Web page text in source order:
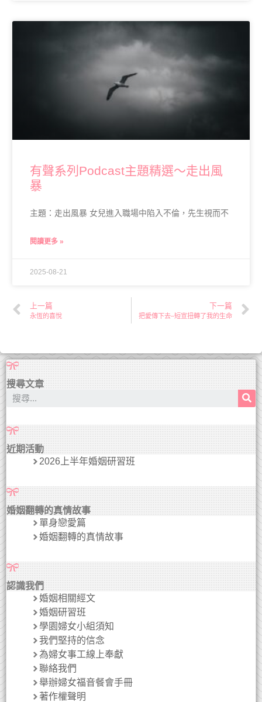
有聲系列Podcast主題精選～走出風
暴
主題：走出風暴 女兒進入職場中陷入不倫，先生視而不
閱讀更多 »
2025-08-21
上一篇
永恆的喜悅
下一篇
把愛傳下去–短宣扭轉了我的生命
搜尋文章
近期活動
2026上半年婚姻研習班
婚姻翻轉的真情故事
單身戀愛篇
婚姻翻轉的真情故事
認識我們
婚姻相關經文
婚姻研習班
學園婦女小組須知
我們堅持的信念
為婦女事工線上奉獻
聯絡我們
舉辦婦女福音餐會手冊
著作權聲明